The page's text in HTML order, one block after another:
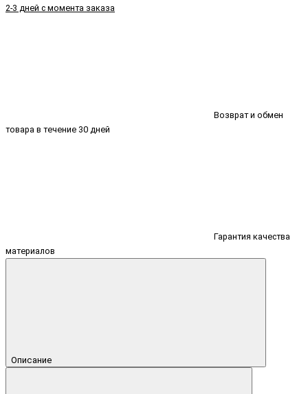
2-3 дней с момента заказа
Возврат и обмен
товара в течение 30 дней
Гарантия качества
материалов
Описание